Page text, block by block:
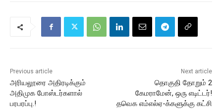
Previous article
அரியலூரை அதிரடிக்கும்
அதிமுக போஸ்டர்களால்
பரபரப்பு.!
Next article
தொகுதி தோறும் 2
கேமராமேன், ஒரு எடிட்டர்!
தவெக எம்எல்ஏ-க்களுக்கு கட்சி